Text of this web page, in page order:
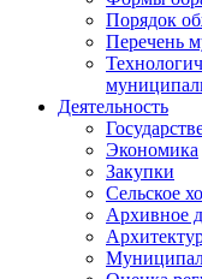
Порядок
Перечень
Деятельность
Экономика
Закупки
Сельское
Архивное